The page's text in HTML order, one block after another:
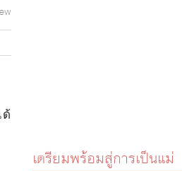
ด้
เตรียมพร้อมสู่การเป็นแม่